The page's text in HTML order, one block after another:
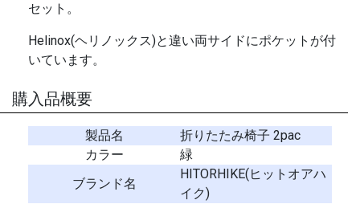
セット。
Helinox(ヘリノックス)と違い両サイドにポケットが付
いています。
購入品概要
製品名
折りたたみ椅子 2pac
カラー
緑
ブランド名
HITORHIKE(ヒットオアハ
イク)